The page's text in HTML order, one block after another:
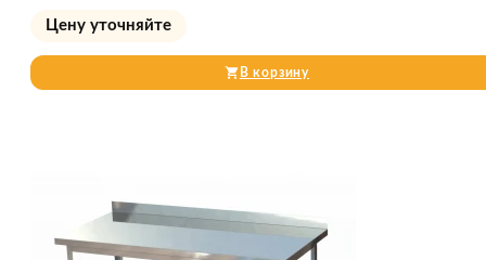
Цену уточняйте
В корзину